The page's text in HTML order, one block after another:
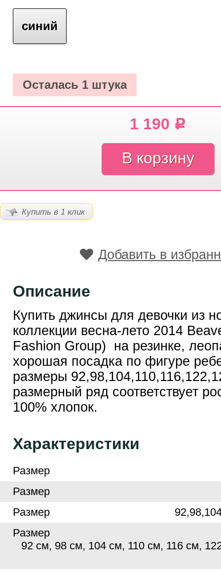
синий
Осталась 1 штука
1 190 Р
Купить в 1 клик
Добавить в
Описание
Купить джинсы для девочки из
коллекции весна-лето 2014
Fashion Group) на резинке,
хорошая посадка по фигуре
размеры
размерный ряд соответствует
100% хлопок.
Характеристики
Размер
Размер
Размер
Размер
92 см, 98 см, 104 см, 110 см, 116 см,